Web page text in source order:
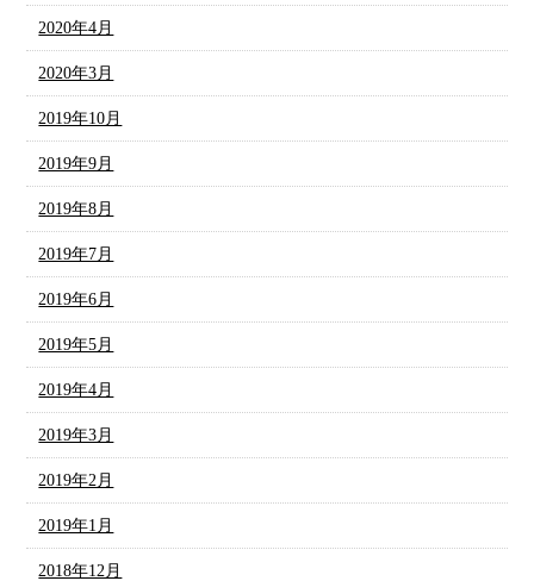
2020年4月
2020年3月
2019年10月
2019年9月
2019年8月
2019年7月
2019年6月
2019年5月
2019年4月
2019年3月
2019年2月
2019年1月
2018年12月